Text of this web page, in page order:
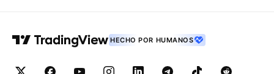
HECHO POR HUMANOS